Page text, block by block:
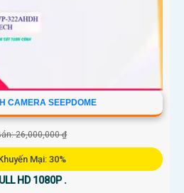
CAMERA SEEPDOME
26,000,000 ₫
Mại: 30%
HD 1080P .